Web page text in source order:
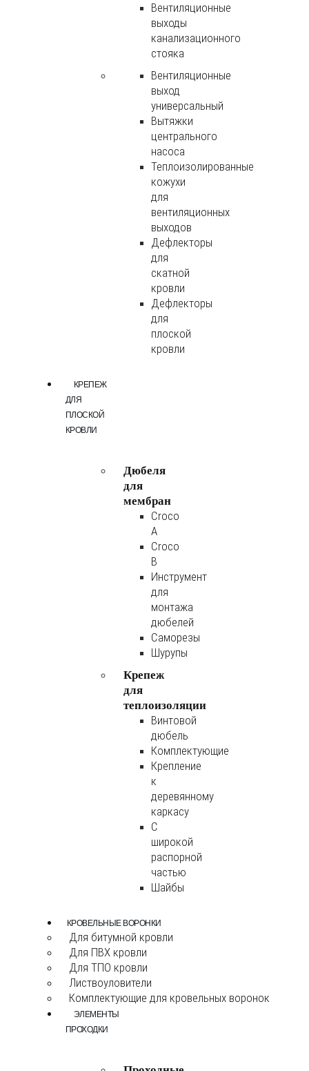
Вентиляционные
выходы
канализационного
стояка
Вентиляционные
выход
универсальный
Вытяжки
центрального
насоса
Теплоизолированные
кожухи
для
вентиляционных
выходов
Дефлекторы
для
скатной
кровли
Дефлекторы
для
плоской
кровли
КРЕПЕЖ
ДЛЯ
ПЛОСКОЙ
КРОВЛИ
Дюбеля
для
мембран
Croco
A
Croco
B
Инструмент
для
монтажа
дюбелей
Саморезы
Шурупы
Крепеж
для
теплоизоляции
Винтовой
дюбель
Комплектующие
Крепление
к
деревянному
каркасу
С
широкой
распорной
частью
Шайбы
КРОВЕЛЬНЫЕ ВОРОНКИ
Для битумной кровли
Для ПВХ кровли
Для ТПО кровли
Листвоуловители
Комплектующие для кровельных воронок
ЭЛЕМЕНТЫ
ПРОХОДКИ